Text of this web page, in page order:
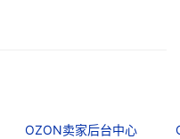
OZON卖家后台中心